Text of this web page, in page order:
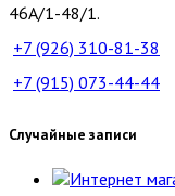
46А/1-48/1.
+7 (926) 310-81-38
+7 (915) 073-44-44
Случайные записи